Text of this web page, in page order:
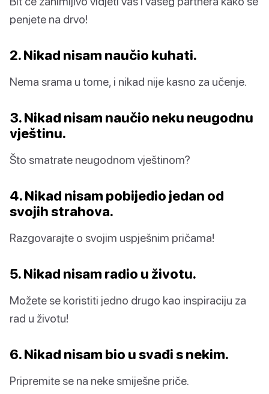
penjete na drvo!
2. Nikad nisam naučio kuhati.
Nema srama u tome, i nikad nije kasno za učenje.
3. Nikad nisam naučio neku neugodnu
vještinu.
Što smatrate neugodnom vještinom?
4. Nikad nisam pobijedio jedan od
svojih strahova.
Razgovarajte o svojim uspješnim pričama!
5. Nikad nisam radio u životu.
Možete se koristiti jedno drugo kao inspiraciju za
rad u životu!
6. Nikad nisam bio u svađi s nekim.
Pripremite se na neke smiješne priče.